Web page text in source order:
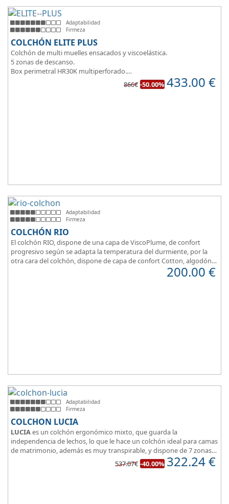
Adaptabilidad
Firmeza
COLCHÓN ELITE PLUS
Colchón de multi muelles ensacados y viscoelástica.
5 zonas de descanso.
Box perimetral HR30K multiperforado.
Para personas que buscan la comodidad y confort a la hora de
866€ -50.00% 433.00 €
Adaptabilidad
Firmeza
COLCHÓN RIO
El colchón RIO, dispone de una capa de ViscoPlume, de confort
progresivo según se adapta la temperatura del durmiente, por la
otra cara del colchón, dispone de capa de confort Cotton, algodón
100% que brinda una sensación de confort inmediata.200.00 €
Adaptabilidad
Firmeza
COLCHON LUCIA
LUCIAes un colchón ergonómico mixto, que guarda la
independencia de lechos, lo que le hace un colchón ideal para camas
de matrimonio, además es muy transpirable, y dispone de 7 zonas
537.07€ -40.00% 322.24€